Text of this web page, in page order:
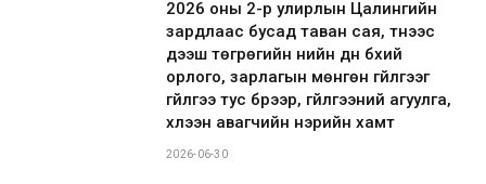
2026 оны 2-р улирлын Цалингийн
зардлаас бусад таван сая, түүнээс
дээш төгрөгийн үнийн дүн бүхий
орлого, зарлагын мөнгөн гүйлгээг
гүйлгээ тус бүрээр, гүйлгээний агуулга,
хүлээн авагчийн нэрийн хамт
2026-06-30